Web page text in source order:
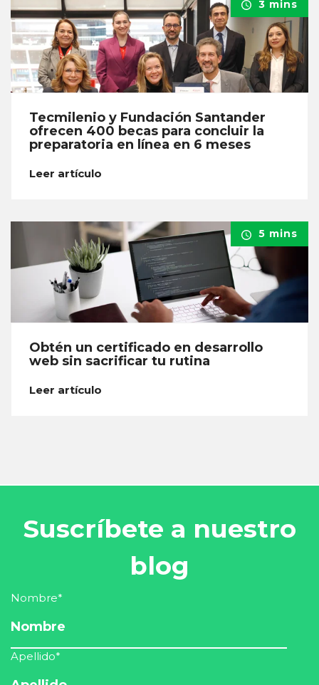
3 mins
Tecmilenio y Fundación Santander
ofrecen 400 becas para concluir la
preparatoria en línea en 6 meses
Leer artículo
5 mins
Obtén un certificado en desarrollo
web sin sacrificar tu rutina
Leer artículo
Suscríbete a nuestro
blog
Nombre*
Apellido*